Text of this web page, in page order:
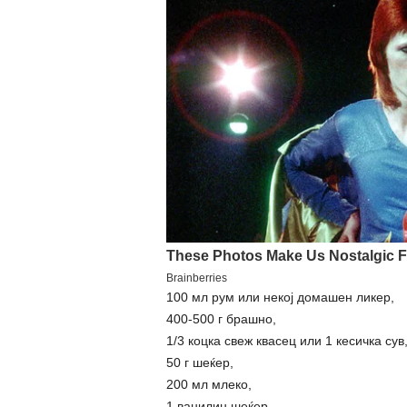
100 мл рум или некој домашен ликер,
400-500 г брашно,
1/3 коцка свеж квасец или 1 кесичка сув,
50 г шеќер,
200 мл млеко,